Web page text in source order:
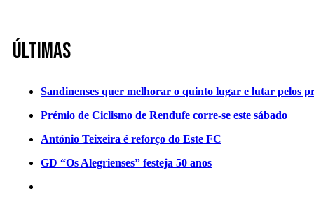
Últimas
Sandinenses quer melhorar o quinto lugar e lutar pelos
Prémio de Ciclismo de Rendufe corre-se este sábado
António Teixeira é reforço do Este FC
GD “Os Alegrienses” festeja 50 anos